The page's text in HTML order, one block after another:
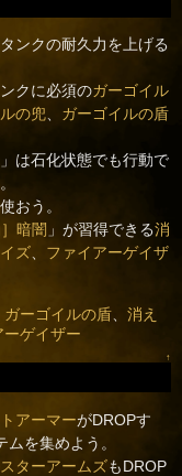
ンクの耐久力を上げる
クに必須のガーゴイル
の兜
ガーゴイルの盾
」は石化状態でも行動で
おう。
］暗闇 」が習得できる消
ズ
ファイアーゲイザ
ガーゴイルの盾 、消え
ーゲイザー
↑
アーマーがDROPす
を集めよう。
ターアームズもDROP